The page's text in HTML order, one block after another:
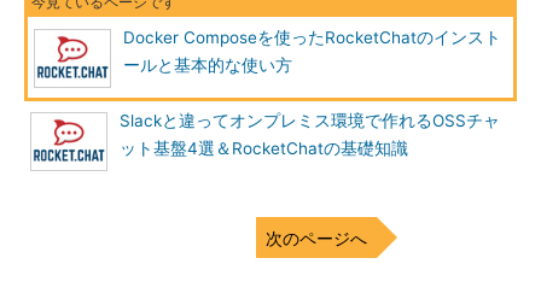
Docker Composeを使ったRocketChatのインスト
ールと基本的な使い方
Slackと違ってオンプレミス環境で作れるOSSチャ
ット基盤4選＆RocketChatの基礎知識
次のページへ